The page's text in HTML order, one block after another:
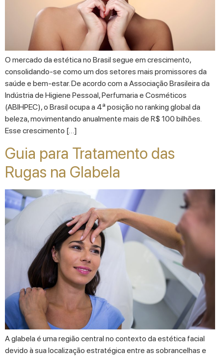
O mercado da estética no Brasil segue em crescimento,
consolidando-se como um dos setores mais promissores da
saúde e bem-estar. De acordo com a Associação Brasileira da
Indústria de Higiene Pessoal, Perfumaria e Cosméticos
(ABIHPEC), o Brasil ocupa a 4ª posição no ranking global da
beleza, movimentando anualmente mais de R$ 100 bilhões.
Esse crescimento […]
Guia para Tratamento das
Rugas na Glabela
A glabela é uma região central no contexto da estética facial
devido à sua localização estratégica entre as sobrancelhas e